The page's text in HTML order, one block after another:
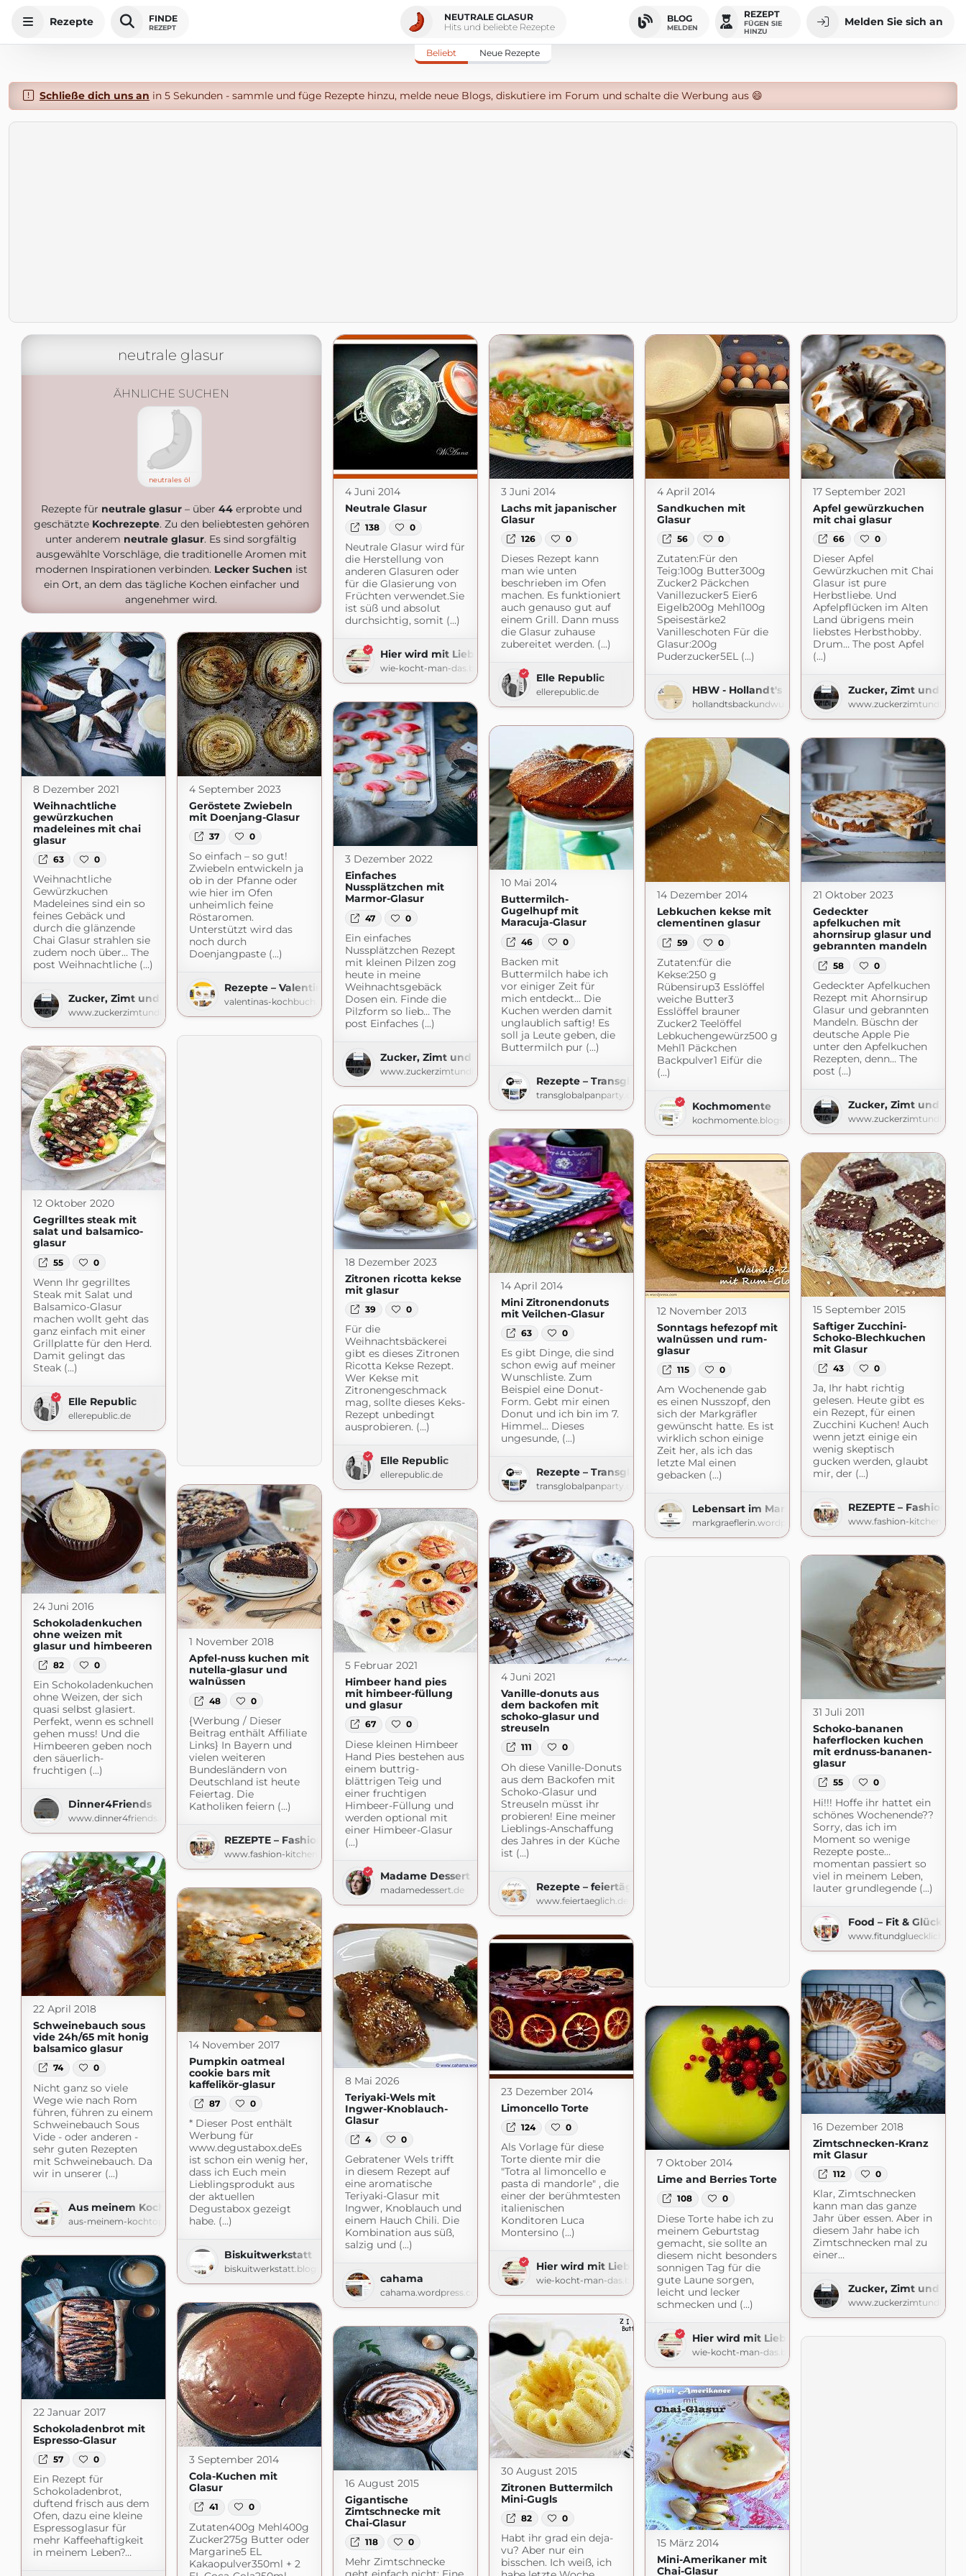
Rezepte FINDE
REZEPT
NEUTRALE GLASUR
Hits und beliebte Rezepte
BLOG
MELDEN
REZEPT
FÜGEN SIE
HINZU
Melden Sie sich an
Beliebt Neue Rezepte
Schließe dich uns an in 5 Sekunden - sammle und füge Rezepte hinzu, melde neue Blogs, diskutiere im Forum und schalte die Werbung aus 😄
neutrale glasur
ÄHNLICHE SUCHEN
neutrales öl
Rezepte für neutrale glasur– über 44erprobte und
geschätzte Kochrezepte. Zu den beliebtesten gehören
unter anderem neutrale glasur. Es sind sorgfältig
ausgewählte Vorschläge, die traditionelle Aromen mit
modernen Inspirationen verbinden. Lecker Suchen ist
ein Ort, an dem das tägliche Kochen einfacher und
angenehmer wird.
4 Juni 2014
Neutrale Glasur
138 0
Neutrale Glasur wird für
die Herstellung von
anderen Glasuren oder
für die Glasierung von
Früchten verwendet.Sie
ist süß und absolut
durchsichtig, somit (...)
Hier wird mit Liebe gekocht
wie-kocht-man-das.blogspot.com
3 Juni 2014
Lachs mit japanischer
Glasur
126 0
Dieses Rezept kann
man wie unten
beschrieben im Ofen
machen. Es funktioniert
auch genauso gut auf
einem Grill. Dann muss
die Glasur zuhause
zubereitet werden. (...)
Elle Republic
ellerepublic.de
4 April 2014
Sandkuchen mit
Glasur
56 0
Zutaten:Für den
Teig:100g Butter300g
Zucker2 Päckchen
Vanillezucker5 Eier6
Eigelb200g Mehl100g
Speisestärke2
Vanilleschoten Für die
Glasur:200g
Puderzucker5EL (...)
HBW - Hollandt's Back- und Wurstwaren
hollandtsbackundwurstwaren.blogspot.com
17 September 2021
Apfel gewürzkuchen
mit chai glasur
66 0
Dieser Apfel
Gewürzkuchen mit Chai
Glasur ist pure
Herbstliebe. Und
Apfelpflücken im Alten
Land übrigens mein
liebstes Herbsthobby.
Drum… The post Apfel
(...)
Zucker, Zimt und
8 Dezember 2021
Weihnachtliche
gewürzkuchen
madeleines mit chai
glasur
63 0
Weihnachtliche
Gewürzkuchen
Madeleines sind ein so
feines Gebäck und
durch die glänzende
Chai Glasur strahlen sie
zudem noch über… The
post Weihnachtliche (...)
Zucker, Zimt und Liebe
www.zuckerzimtundliebe.de
4 September 2023
Geröstete Zwiebeln
mit Doenjang-Glasur
37 0
So einfach – so gut!
Zwiebeln entwickeln ja
ob in der Pfanne oder
wie hier im Ofen
unheimlich feine
Röstaromen.
Unterstützt wird das
noch durch
Doenjangpaste (...)
Rezepte – Valentinas-Kochbuch.de
valentinas-kochbuch.de
3 Dezember 2022
Einfaches
Nussplätzchen mit
Marmor-Glasur
47 0
Ein einfaches
Nussplätzchen Rezept
mit kleinen Pilzen zog
heute in meine
Weihnachtsgebäck
Dosen ein. Finde die
Pilzform so lieb… The
post Einfaches (...)
Zucker, Zimt und Liebe
www.zuckerzimtundliebe.de
10 Mai 2014
Buttermilch-
Gugelhupf mit
Maracuja-Glasur
46 0
Backen mit
Buttermilch habe ich
vor einiger Zeit für
mich entdeckt… Die
Kuchen werden damit
unglaublich saftig! Es
soll ja Leute geben, die
Buttermilch pur (...)
Rezepte – Transglobal Pan Party
transglobalpanparty.com
14 Dezember 2014
Lebkuchen kekse mit
clementinen glasur
59 0
Zutaten:für die
Kekse:250 g
Rübensirup3 Esslöffel
weiche Butter3
Esslöffel brauner
Zucker2 Teelöffel
Lebkuchengewürz500 g
Mehl1 Päckchen
Backpulver1 Eifür die
(...)
Kochmomente
kochmomente.blogspot.com
21 Oktober 2023
Gedeckter
apfelkuchen mit
ahornsirup glasur und
gebrannten mandeln
58 0
Gedeckter Apfelkuchen
Rezept mit Ahornsirup
Glasur und gebrannten
Mandeln. Büschn der
deutsche Apple Pie
unter den Apfelkuchen
Rezepten, denn… The
post (...)
Zucker, Zimt und
12 Oktober 2020
Gegrilltes steak mit
salat und balsamico-
glasur
55 0
Wenn Ihr gegrilltes
Steak mit Salat und
Balsamico-Glasur
machen wollt geht das
ganz einfach mit einer
Grillplatte für den Herd.
Damit gelingt das
Steak (...)
Elle Republic
ellerepublic.de
18 Dezember 2023
Zitronen ricotta kekse
mit glasur
39 0
Für die
Weihnachtsbäckerei
gibt es dieses Zitronen
Ricotta Kekse Rezept.
Wer Kekse mit
Zitronengeschmack
mag, sollte dieses Keks-
Rezept unbedingt
ausprobieren. (...)
Elle Republic
ellerepublic.de
14 April 2014
Mini Zitronendonuts
mit Veilchen-Glasur
63 0
Es gibt Dinge, die sind
schon ewig auf meiner
Wunschliste. Zum
Beispiel eine Donut-
Form. Gebt mir einen
Donut und ich bin im 7.
Himmel… Dieses
ungesunde, (...)
Rezepte – Transglobal Pan Party
transglobalpanparty.com
15 September 2015
Saftiger Zucchini-
Schoko-Blechkuchen
mit Glasur
43 0
Ja, Ihr habt richtig
gelesen. Heute gibt es
ein Rezept, für einen
Zucchini Kuchen! Auch
wenn jetzt einige ein
wenig skeptisch
gucken werden, glaubt
mir, der (...)
REZEPTE – Fashion
www.fashion-kitchen.com
12 November 2013
Sonntags hefezopf mit
walnüssen und rum-
glasur
115 0
Am Wochenende gab
es einen Nusszopf, den
sich der Markgräfler
gewünscht hatte. Es ist
wirklich schon einige
Zeit her, als ich das
letzte Mal einen
gebacken (...)
Lebensart im Markgräflerland
markgraeflerin.wordpress.com
24 Juni 2016
Schokoladenkuchen
ohne weizen mit
glasur und himbeeren
82 0
Ein Schokoladenkuchen
ohne Weizen, der sich
quasi selbst glasiert.
Perfekt, wenn es schnell
gehen muss! Und die
Himbeeren geben noch
den säuerlich-
fruchtigen (...)
Dinner4Friends
www.dinner4friends.de
1 November 2018
Apfel-nuss kuchen mit
nutella-glasur und
walnüssen
48 0
{Werbung / Dieser
Beitrag enthält Affiliate
Links} In Bayern und
vielen weiteren
Bundesländern von
Deutschland ist heute
Feiertag. Die
Katholiken feiern (...)
REZEPTE – Fashion Kitchen
www.fashion-kitchen.com
5 Februar 2021
Himbeer hand pies
mit himbeer-füllung
und glasur
67 0
Diese kleinen Himbeer
Hand Pies bestehen aus
einem buttrig-
blättrigen Teig und
einer fruchtigen
Himbeer-Füllung und
werden optional mit
einer Himbeer-Glasur
(...)
Madame Dessert
madamedessert.de
4 Juni 2021
Vanille-donuts aus
dem backofen mit
schoko-glasur und
streuseln
111 0
Oh diese Vanille-Donuts
aus dem Backofen mit
Schoko-Glasur und
Streuseln müsst ihr
probieren! Eine meiner
Lieblings-Anschaffung
des Jahres in der Küche
ist (...)
Rezepte – feiertäglich…das schöne Leben
www.feiertaeglich.de
31 Juli 2011
Schoko-bananen
haferflocken kuchen
mit erdnuss-bananen-
glasur
55 0
Hi!!! Hoffe ihr hattet ein
schönes Wochenende??
Sorry, das ich im
Moment so wenige
Rezepte poste…
momentan passiert so
viel in meinem Leben,
lauter grundlegende (...)
Food – Fit & Glücklich
www.fitundgluecklich.net
22 April 2018
Schweinebauch sous
vide 24h/65 mit honig
balsamico glasur
74 0
Nicht ganz so viele
Wege wie nach Rom
führen, führen zu einem
Schweinebauch Sous
Vide - oder anderen -
sehr guten Rezepten
mit Schweinebauch. Da
wir in unserer (...)
Aus meinem Kochtopf
aus-meinem-kochtopf.de
14 November 2017
Pumpkin oatmeal
cookie bars mit
kaffelikör-glasur
87 0
* Dieser Post enthält
Werbung für
www.degustabox.deEs
ist schon ein wenig her,
dass ich Euch mein
Lieblingsprodukt aus
der aktuellen
Degustabox gezeigt
habe. (...)
Biskuitwerkstatt
biskuitwerkstatt.blogspot.com
8 Mai 2026
Teriyaki-Wels mit
Ingwer-Knoblauch-
Glasur
4 0
Gebratener Wels trifft
in diesem Rezept auf
eine aromatische
Teriyaki-Glasur mit
Ingwer, Knoblauch und
einem Hauch Chili. Die
Kombination aus süß,
salzig und (...)
cahama
cahama.wordpress.com
23 Dezember 2014
Limoncello Torte
124 0
Als Vorlage für diese
Torte diente mir die
"Totra al limoncello e
pasta di mandorle" , die
einer der berühmtesten
italienischen
Konditoren Luca
Montersino (...)
Hier wird mit Liebe gekocht
wie-kocht-man-das.blogspot.com
16 Dezember 2018
Zimtschnecken-Kranz
mit Glasur
112 0
Klar, Zimtschnecken
kann man das ganze
Jahr über essen. Aber in
diesem Jahr habe ich
Zimtschnecken mal zu
einer…
Zucker, Zimt und
7 Oktober 2014
Lime and Berries Torte
108 0
Diese Torte habe ich zu
meinem Geburtstag
gemacht, sie sollte an
diesem nicht besonders
sonnigen Tag für die
gute Laune sorgen,
leicht und lecker
schmecken und (...)
Hier wird mit Liebe gekocht
wie-kocht-man-das.blogspot.com
22 Januar 2017
Schokoladenbrot mit
Espresso-Glasur
57 0
Ein Rezept für
Schokoladenbrot,
duftend frisch aus dem
Ofen, dazu eine kleine
Espressoglasur für
mehr Kaffeehaftigkeit
in meinem Leben?…
3 September 2014
Cola-Kuchen mit
Glasur
41 0
Zutaten400g Mehl400g
Zucker275g Butter oder
Margarine5 EL
Kakaopulver350ml + 2
30 August 2015
Zitronen Buttermilch
Mini-Gugls
82 0
Habt ihr grad ein deja-
vu? Aber nur ein
bisschen. Ich weiß, ich
16 August 2015
Gigantische
Zimtschnecke mit
Chai-Glasur
118 0
Mehr Zimtschnecke
15 März 2014
Mini-Amerikaner mit
Chai-Glasur